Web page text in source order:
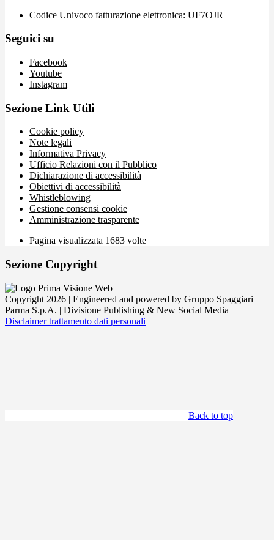
Codice Univoco fatturazione elettronica: UF7OJR
Seguici su
Facebook
Youtube
Instagram
Sezione Link Utili
Cookie policy
Note legali
Informativa Privacy
Ufficio Relazioni con il Pubblico
Dichiarazione di accessibilità
Obiettivi di accessibilità
Whistleblowing
Gestione consensi cookie
Amministrazione trasparente
Pagina visualizzata 1683 volte
Sezione Copyright
Copyright 2026 | Engineered and powered by Gruppo Spaggiari
Parma S.p.A. | Divisione Publishing & New Social Media
Disclaimer trattamento dati personali
Back to top